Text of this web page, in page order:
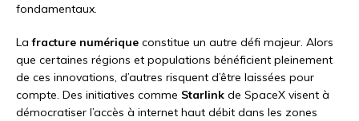
fondamentaux.
Lafracture numérique constitue un autre défi majeur. Alors
que certaines régions et populations bénéficient pleinement
de ces innovations, d’autres risquent d’être laissées pour
compte. Des initiatives comme Starlink de SpaceX visent à
démocratiser l’accès à internet haut débit dans les zones